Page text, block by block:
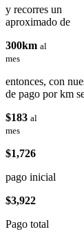
y recorres un
aproximado de
300km al
mes
entonces, con
de pago por km
$183 al
mes
$1,726
pago inicial
$3,922
Pago total